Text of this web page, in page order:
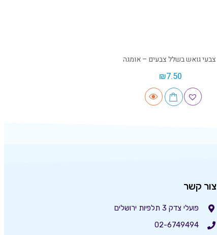
צבעי גואש בשלל צבעים – אומגה
₪7.50
צור קשר
פועלי צדק 3 תלפיות ירושלים
02-6749494